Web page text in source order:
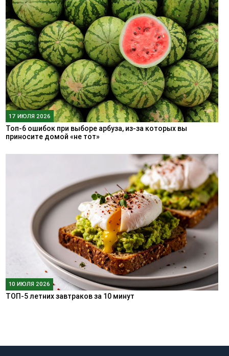
17 ИЮЛЯ 2026
Топ-6 ошибок при выборе арбуза, из-за которых вы
приносите домой «не тот»
10 ИЮЛЯ 2026
ТОП-5 летних завтраков за 10 минут